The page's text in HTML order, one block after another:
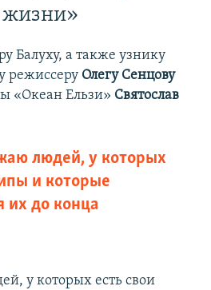
жизни»
Балуху, а также узнику
режиссеру Олегу Сенцову
«Океан Ельзи» Святослав
людей, у которых
и которые
их до конца
у которых есть свои